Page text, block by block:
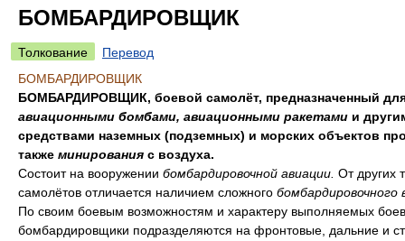
БОМБАРДИРОВЩИК
Толкование
Перевод
БОМБАРДИРОВЩИК
БОМБАРДИРОВЩИК, боевой самолёт, предназначенный
авиационными бомбами, авиационными ракетами и
средствами наземных (подземных) и морских объектов
также минирования с воздуха.
Состоит на вооружении бомбардировочной авиации. От других
самолётов отличается наличием сложного бомбардировочного
По своим боевым возможностям и характеру выполняемых
бомбардировщики подразделяются на фронтовые, дальние и